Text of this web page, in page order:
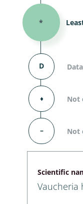
*
D
⬧ Not
– Not
Scientific
Vaucheria